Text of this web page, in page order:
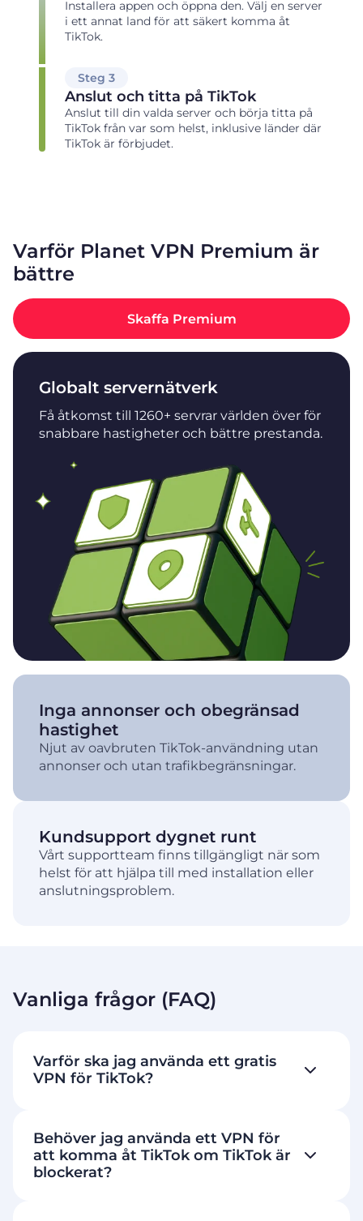
Installera appen och öppna den. Välj en server
i ett annat land för att säkert komma åt
TikTok.
Steg 3
Anslut och titta på TikTok
Anslut till din valda server och börja titta på
TikTok från var som helst, inklusive länder där
TikTok är förbjudet.
Varför Planet VPN Premium är
bättre
Skaffa Premium
Globalt servernätverk
Få åtkomst till 1260+ servrar världen över för
snabbare hastigheter och bättre prestanda.
Inga annonser och obegränsad
hastighet
Njut av oavbruten TikTok-användning utan
annonser och utan trafikbegränsningar.
Kundsupport dygnet runt
Vårt supportteam finns tillgängligt när som
helst för att hjälpa till med installation eller
anslutningsproblem.
Vanliga frågor (FAQ)
Varför ska jag använda ett gratis
VPN för TikTok?
Behöver jag använda ett VPN för
att komma åt TikTok om TikTok är
blockerat?